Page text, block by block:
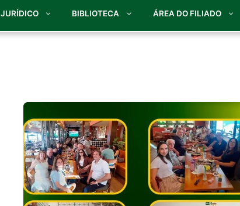
JURÍDICO BIBLIOTECA ÁREA DO FILIADO